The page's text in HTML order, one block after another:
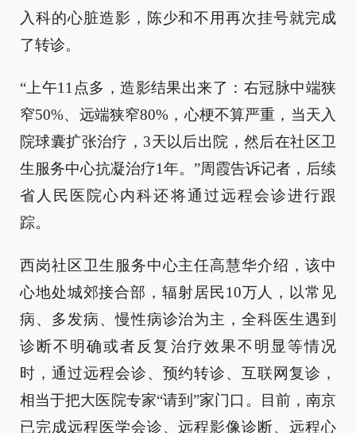
入科的心脏造影，陈少和不用再次挂号就完成
了转诊。
“上午11点多，造影结果出来了：右冠脉中端狭
窄50%、远端狭窄80%，心梗不算严重，当天入
院球囊扩张治疗，3天以后出院，然后在社区卫
生服务中心抗凝治疗1年。”周霞告诉记者，后续
省人民医院心内科还将通过远程会诊进行跟
踪。
西岗社区卫生服务中心主任高慧华介绍，该中
心地处城郊接合部，辐射居民10万人，以常见
病、多发病、慢性病诊治为主，全科医生遇到
诊断不明确或者反复治疗效果不明显等情况
时，通过远程会诊、预约转诊、互联网复诊，
相当于把大医院专家“请到”家门口。目前，南京
已完成远程医学会诊、远程影像诊断、远程心